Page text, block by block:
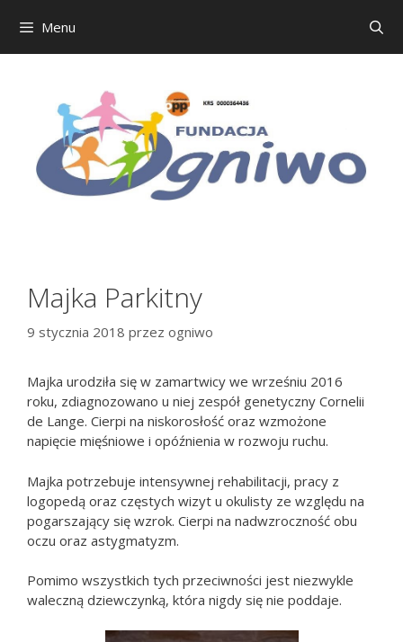
Menu
Majka Parkitny
9 stycznia 2018 przez ogniwo
Majka urodziła się w zamartwicy we wrześniu 2016
roku, zdiagnozowano u niej zespół genetyczny Cornelii
de Lange. Cierpi na niskorosłość oraz wzmożone
napięcie mięśniowe i opóźnienia w rozwoju ruchu.
Majka potrzebuje intensywnej rehabilitacji, pracy z
logopedą oraz częstych wizyt u okulisty ze względu na
pogarszający się wzrok. Cierpi na nadwzroczność obu
oczu oraz astygmatyzm.
Pomimo wszystkich tych przeciwności jest niezwykle
waleczną dziewczynką, która nigdy się nie poddaje.